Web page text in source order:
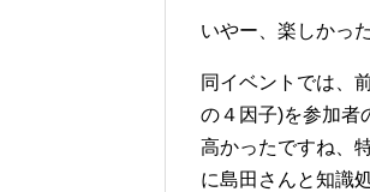
いやー、楽しかっ
同イベントでは、
の４因子)を参加者
高かったですね、
に島田さんと知識